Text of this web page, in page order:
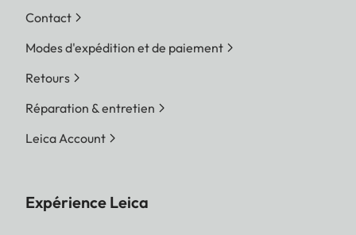
Contact
Modes d'expédition et de paiement
Retours
Réparation & entretien
Leica Account
Expérience Leica